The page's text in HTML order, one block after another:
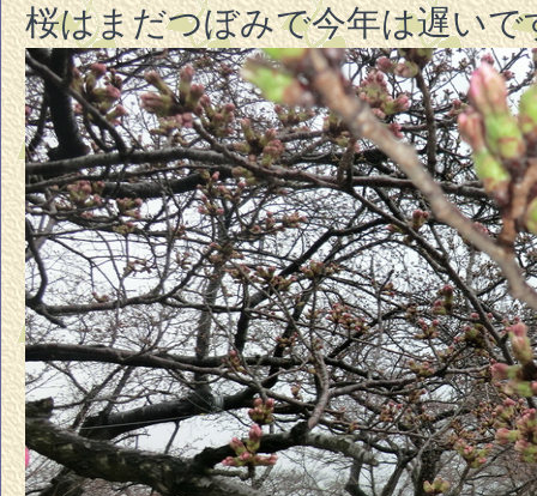
桜はまだつぼみで今年は遅いで